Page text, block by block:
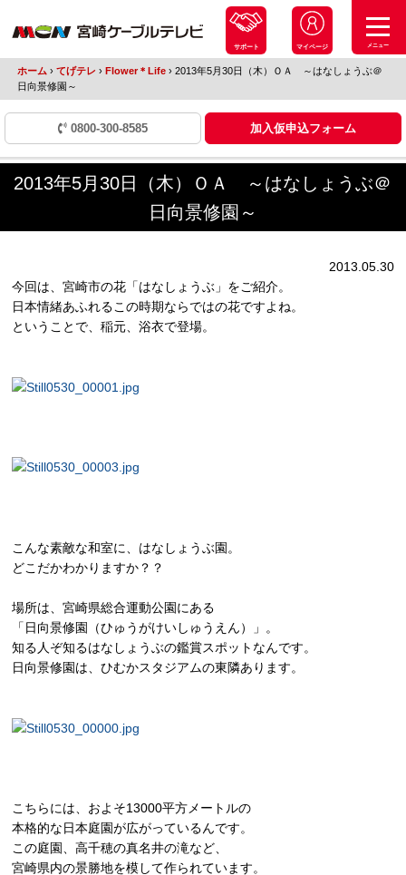
サポート マイページ メニュー
ホーム › てげテレ › Flower＊Life ›2013年5月30日（木）ＯＡ ～はなしょうぶ＠
日向景修園～
0800-300-8585 加入仮申込フォーム
2013年5月30日（木）ＯＡ ～はなしょうぶ＠
日向景修園～
2013.05.30
今回は、宮崎市の花「はなしょうぶ」をご紹介。
日本情緒あふれるこの時期ならではの花ですよね。
ということで、稲元、浴衣で登場。
こんな素敵な和室に、はなしょうぶ園。
どこだかわかりますか？？
場所は、宮崎県総合運動公園にある
「日向景修園（ひゅうがけいしゅうえん）」。
知る人ぞ知るはなしょうぶの鑑賞スポットなんです。
日向景修園は、ひむかスタジアムの東隣あります。
こちらには、およそ13000平方メートルの
本格的な日本庭園が広がっているんです。
この庭園、高千穂の真名井の滝など、
宮崎県内の景勝地を模して作られています。